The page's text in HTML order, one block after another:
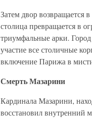
Затем двор
столица превращается в
триумфальные арки.
участие все столичные
включение Парижа в
Смерть Мазарини
Кардинала Мазарини,
восстановил внутренний